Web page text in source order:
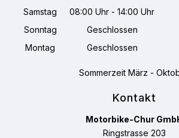
Samstag
08:00 Uhr - 14:00 Uhr
Sonntag
Geschlossen
Montag
Geschlossen
Sommerzeit März -
Kontakt
Motorbike-Chur
Ringstrasse 203